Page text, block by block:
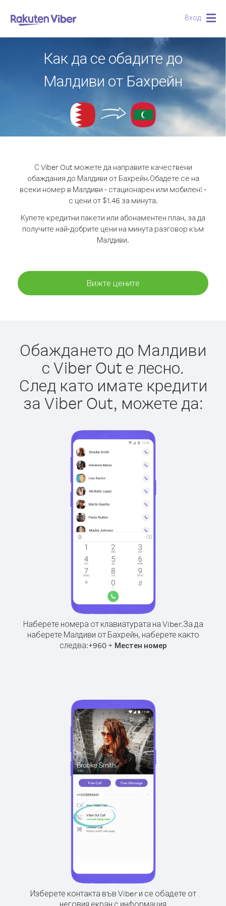
Вход
Как да се обадите до
Малдиви от Бахрейн
С Viber Out можете да направите качествени
обаждания до Малдиви от Бахрейн.Обадете се на
всеки номер в Малдиви - стационарен или мобилен! -
с цени от $1.46 за минута.
Купете кредитни пакети или абонаментен план, за да
получите най-добрите цени на минута разговор към
Малдиви.
Вижте цените
Обаждането до Малдиви
с Viber Out е лесно.
След като имате кредити
за Viber Out, можете да:
Наберете номера от клавиатурата на Viber.За да
наберете Малдиви от Бахрейн, наберете както
следва:+960+ Местен номер
Изберете контакта във Viber и се обадете от
неговия екран с информация